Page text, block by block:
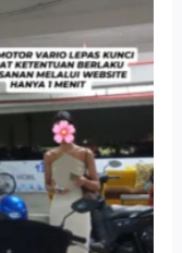
Cityplaza
Gedung
Parkir P6A